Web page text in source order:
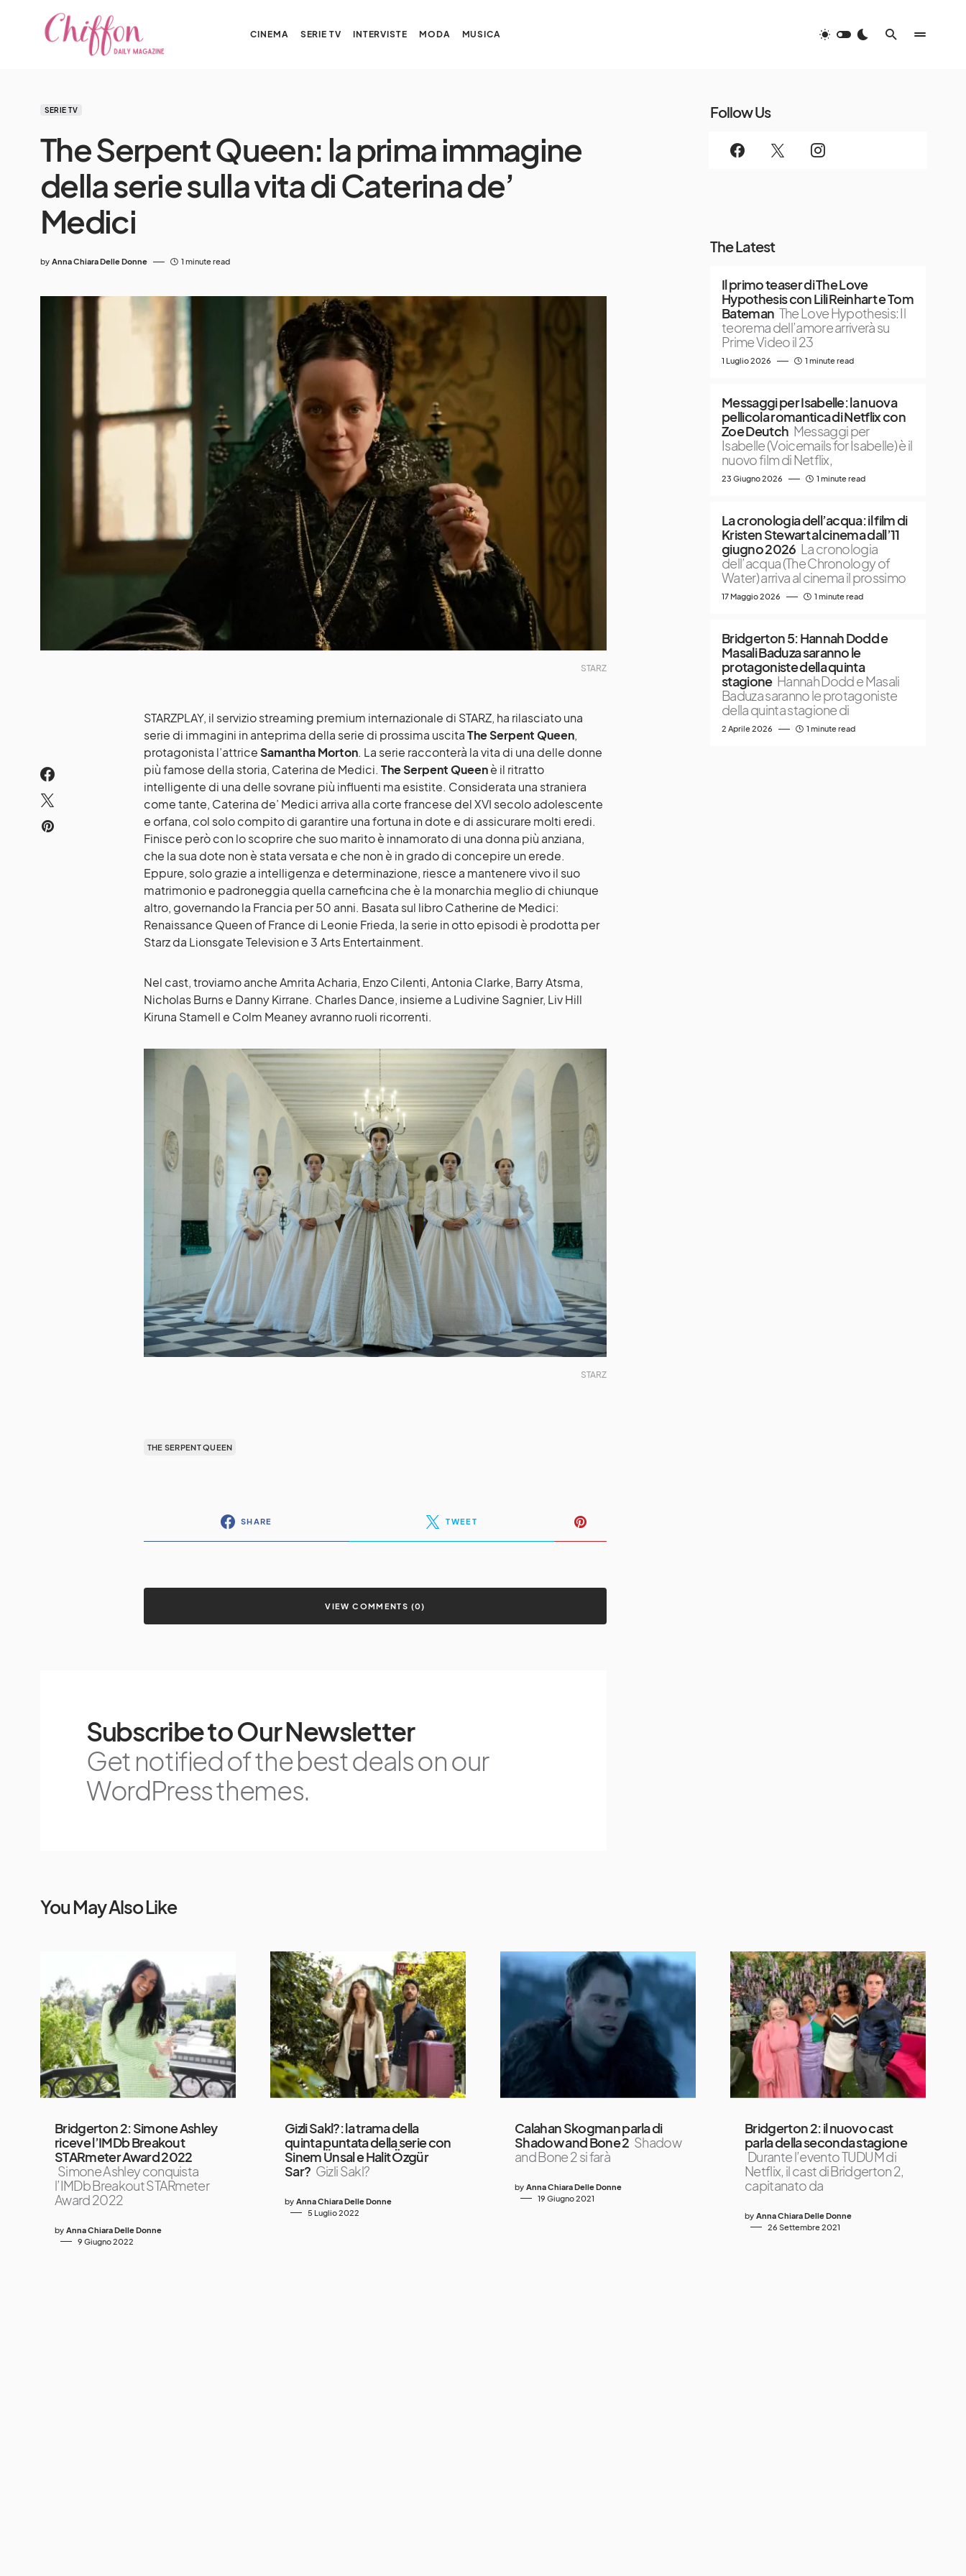
CINEMA SERIE TV INTERVISTE MODA MUSICA
SERIE TV
The Serpent Queen: la prima immagine
della serie sulla vita di Caterina de’
Medici
by Anna Chiara Delle Donne 1 minute read
STARZ
STARZPLAY, il servizio streaming premium internazionale di STARZ, ha rilasciato una
serie di immagini in anteprima della serie di prossima uscitaThe Serpent Queen,
protagonista l’attriceSamantha Morton. La serie racconterà la vita di una delle donne
più famose della storia, Caterina de Medici. The Serpent Queenè il ritratto
intelligente di una delle sovrane più influenti ma esistite. Considerata una straniera
come tante, Caterina de’ Medici arriva alla corte francese del XVI secolo adolescente
e orfana, col solo compito di garantire una fortuna in dote e di assicurare molti eredi.
Finisce però con lo scoprire che suo marito è innamorato di una donna più anziana,
che la sua dote non è stata versata e che non è in grado di concepire un erede.
Eppure, solo grazie a intelligenza e determinazione, riesce a mantenere vivo il suo
matrimonio e padroneggia quella carneficina che è la monarchia meglio di chiunque
altro, governando la Francia per 50 anni. Basata sul libro Catherine de Medici:
Renaissance Queen of France di Leonie Frieda, la serie in otto episodi è prodotta per
Starz da Lionsgate Television e 3 Arts Entertainment.
Nel cast, troviamo anche Amrita Acharia, Enzo Cilenti, Antonia Clarke, Barry Atsma,
Nicholas Burns e Danny Kirrane. Charles Dance, insieme a Ludivine Sagnier, Liv Hill
Kiruna Stamell e Colm Meaney avranno ruoli ricorrenti.
STARZ
THE SERPENT QUEEN
SHARE TWEET
VIEW COMMENTS (0)
Subscribe to Our Newsletter
Get notified of the best deals on our
WordPress themes.
Follow Us
The Latest
Il primo teaser di The Love
Hypothesis con Lili Reinhart e Tom
Bateman The Love Hypothesis: Il
teorema dell’amore arriverà su
Prime Video il 23
1 Luglio 2026 1 minute read
Messaggi per Isabelle: la nuova
pellicola romantica di Netflix con
Zoe Deutch Messaggi per
Isabelle (Voicemails for Isabelle) è il
nuovo film di Netflix,
23 Giugno 2026 1 minute read
La cronologia dell’acqua: il film di
Kristen Stewart al cinema dall’11
giugno 2026 La cronologia
dell’acqua (The Chronology of
Water) arriva al cinema il prossimo
17 Maggio 2026 1 minute read
Bridgerton 5: Hannah Dodd e
Masali Baduza saranno le
protagoniste della quinta
stagione Hannah Dodd e Masali
Baduza saranno le protagoniste
della quinta stagione di
2 Aprile 2026 1 minute read
You May Also Like
Bridgerton 2: Simone Ashley
riceve l’IMDb Breakout
STARmeter Award 2022
Simone Ashley conquista
l’IMDb Breakout STARmeter
Award 2022
by Anna Chiara Delle Donne
9 Giugno 2022
Gizli Sakl?: la trama della
quinta puntata della serie con
Sinem Ünsal e Halit Özgür
Sar? Gizli Sakl?
by Anna Chiara Delle Donne
5 Luglio 2022
Calahan Skogman parla di
Shadow and Bone 2 Shadow
and Bone 2 si farà
by Anna Chiara Delle Donne
19 Giugno 2021
Bridgerton 2: il nuovo cast
parla della seconda stagione
Durante l’evento TUDUM di
Netflix, il cast di Bridgerton 2,
capitanato da
by Anna Chiara Delle Donne
26 Settembre 2021